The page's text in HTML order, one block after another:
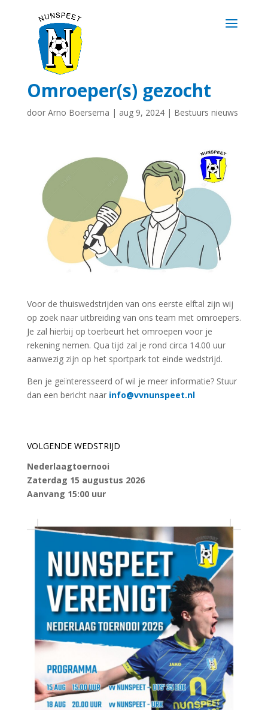
Omroeper(s) gezocht
door Arno Boersema | aug 9, 2024| Bestuurs nieuws
Voor de thuiswedstrijden van ons eerste elftal zijn wij
op zoek naar uitbreiding van ons team met omroepers.
Je zal hierbij op toerbeurt het omroepen voor je
rekening nemen. Qua tijd zal je rond circa 14.00 uur
aanwezig zijn op het sportpark tot einde wedstrijd.
Ben je geïnteresseerd of wil je meer informatie? Stuur
dan een bericht naar info@vvnunspeet.nl
VOLGENDE WEDSTRIJD
Nederlaagtoernooi
Zaterdag 15 augustus 2026
Aanvang 15:00 uur